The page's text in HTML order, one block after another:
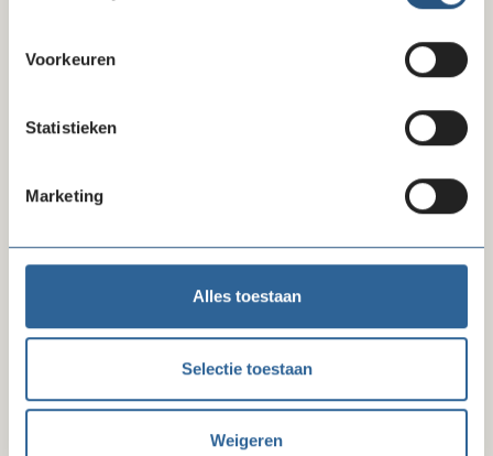
Voorkeuren
Statistieken
Marketing
Alles toestaan
Selectie toestaan
Weigeren